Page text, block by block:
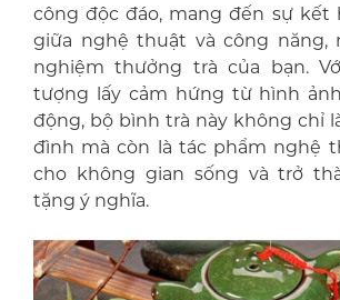
công độc đáo, mang đến sự kết
giữa nghệ thuật và công năng,
nghiệm thưởng trà của bạn.
tượng lấy cảm hứng từ hình
động, bộ bình trà này không chỉ
đình mà còn là tác phẩm nghệ
cho không gian sống và trở
tặng ý nghĩa.